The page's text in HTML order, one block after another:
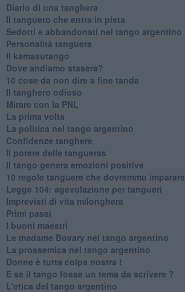
Diario di una tanghera
Il tanguero che entra in pista
Sedotti e abbandonati nel tango argentino
Personalità tanguera
Il kamasutango
Dove andiamo stasera?
10 cose da non dire a fine tanda
Il tanghero odioso
Mirare con la PNL
La prima volta
La politica nel tango argentino
Confidenze tanghere
Il potere delle tangueras
Il tango genera emozioni positive
10 regole tanguere che dovremmo imparare
Legge 104: agevolazione per tangueri
Imprevisti di vita milonghera
Primi passi
I buoni maestri
Le madame Bovary nel tango argentino
La prossemica nel tango argentino
Donne è tutta colpa nostra !
E se il tango fosse un tema da scrivere ?
L'etica del tango argentino